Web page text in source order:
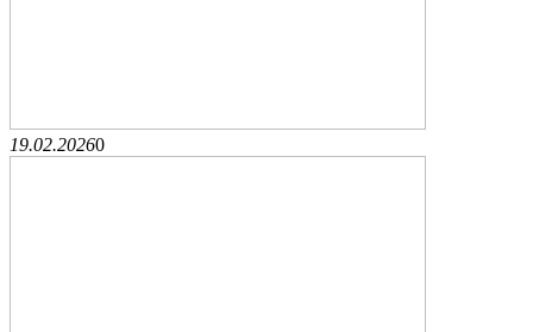
19.02.20260